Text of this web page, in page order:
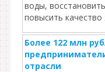
воды,
повысить
Более 122 млн
отрасли